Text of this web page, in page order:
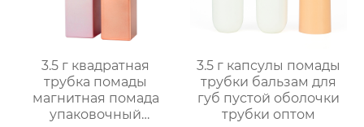
3.5 г квадратная
трубка помады
магнитная помада
упаковочный
3.5 г капсулы помады
трубки бальзам для
губ пустой оболочки
трубки оптом